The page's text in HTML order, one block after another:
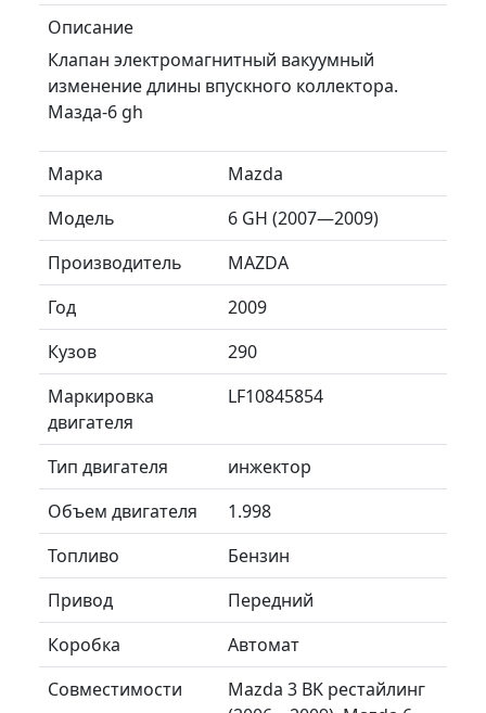
Описание
Клапан электромагнитный вакуумный
изменение длины впускного коллектора.
Мазда-6 gh
Марка
Mazda
Модель
6 GH (2007—2009)
Производитель
MAZDA
Год
2009
Кузов
290
Маркировка
двигателя
LF10845854
Тип двигателя
инжектор
Объем двигателя
1.998
Топливо
Бензин
Привод
Передний
Коробка
Автомат
Совместимости
Mazda 3 BK рестайлинг